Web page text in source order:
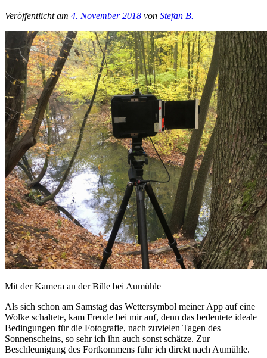
Veröffentlicht am 4. November 2018 von Stefan B.
Mit der Kamera an der Bille bei Aumühle
Als sich schon am Samstag das Wettersymbol meiner App auf eine
Wolke schaltete, kam Freude bei mir auf, denn das bedeutete ideale
Bedingungen für die Fotografie, nach zuvielen Tagen des
Sonnenscheins, so sehr ich ihn auch sonst schätze. Zur
Beschleunigung des Fortkommens fuhr ich direkt nach Aumühle.